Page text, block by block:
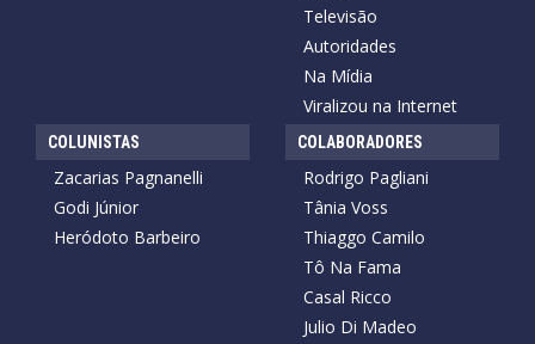
Televisão
Autoridades
Na Mídia
Viralizou na Internet
COLUNISTAS
Zacarias Pagnanelli
Godi Júnior
Heródoto Barbeiro
COLABORADORES
Rodrigo Pagliani
Tânia Voss
Thiaggo Camilo
Tô Na Fama
Casal Ricco
Julio Di Madeo